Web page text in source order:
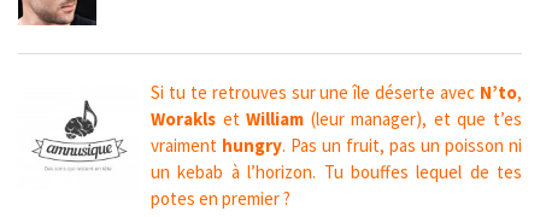
Si tu te retrouves sur une île déserte avec N’to,
Worakls etWilliam (leur manager), et que t’es
vraiment hungry. Pas un fruit, pas un poisson ni
un kebab à l’horizon. Tu bouffes lequel de tes
potes en premier ?